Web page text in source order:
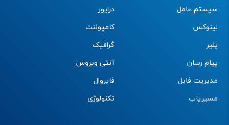
سیستم عامل
لینوکس
پلیر
پیام رسان
مدیریت فایل
مسیریاب
درایور
کامپوننت
گرافیک
آنتی ویروس
فایروال
تکنولوژی